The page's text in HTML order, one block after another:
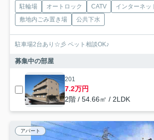
駐輪場 オートロック CATV
インターネッ
敷地内ごみ置き場
公共下水
駐車場2台あり☆彡 ペット相談OK♪
募集中の部屋
201
7.2万円
2階 / 54.66㎡ / 2LDK
アパート